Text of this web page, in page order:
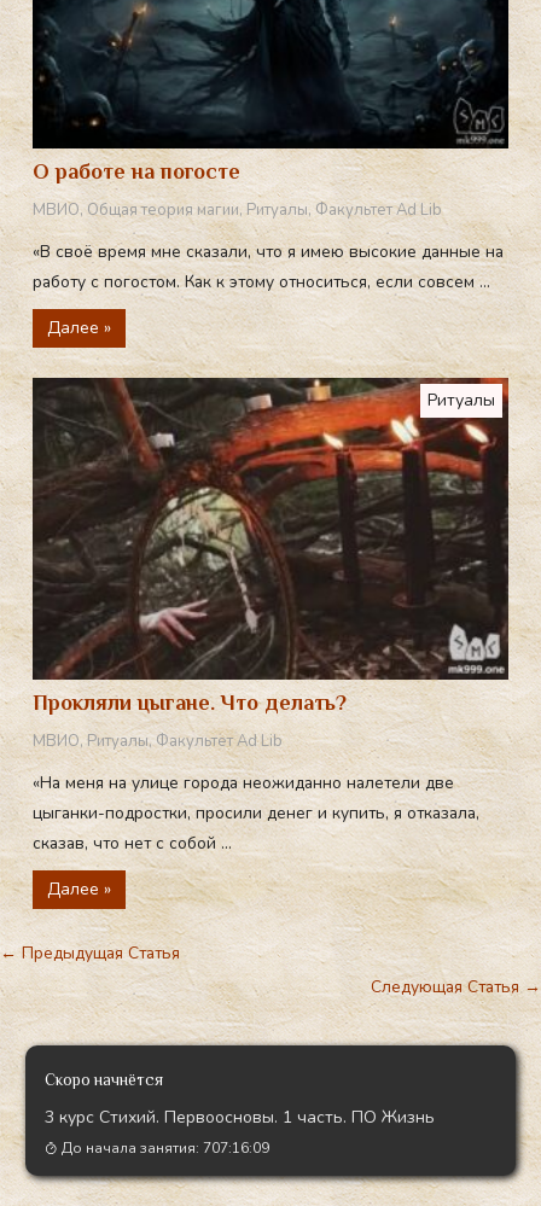
О работе на погосте
МВИО,Общая теория магии,Ритуалы,Факультет Ad Lib
«В своё время мне сказали, что я имею высокие данные на
работу с погостом. Как к этому относиться, если совсем ...
Далее »
Ритуалы
Прокляли цыгане. Что делать?
МВИО,Ритуалы,Факультет Ad Lib
«На меня на улице города неожиданно налетели две
цыганки-подростки, просили денег и купить, я отказала,
сказав, что нет с собой ...
Далее »
←Предыдущая Статья
Следующая Статья→
Скоро начнётся
3 курс Стихий. Первоосновы. 1 часть. ПО Жизнь
До начала занятия: 707:16:08